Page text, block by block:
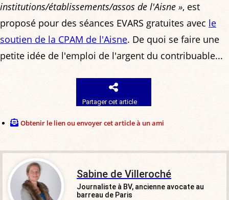
institutions/établissements/assos de l'Aisne », est
proposé pour des séances EVARS gratuites avec le
soutien de la CPAM de l'Aisne. De quoi se faire une
petite idée de l'emploi de l'argent du contribuable...
Partager cet article
Obtenir le lien ou envoyer cet article à un ami
Sabine de Villeroché
Journaliste à BV, ancienne avocate au
barreau de Paris